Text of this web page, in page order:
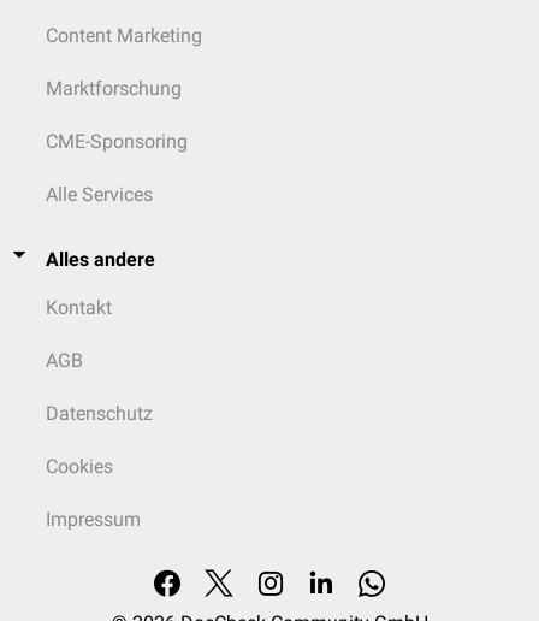
Content Marketing
Marktforschung
CME-Sponsoring
Alle Services
Alles andere
Kontakt
AGB
Datenschutz
Cookies
Impressum